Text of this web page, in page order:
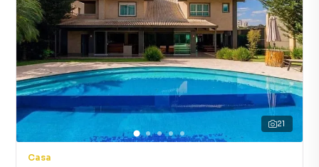
21
Casa